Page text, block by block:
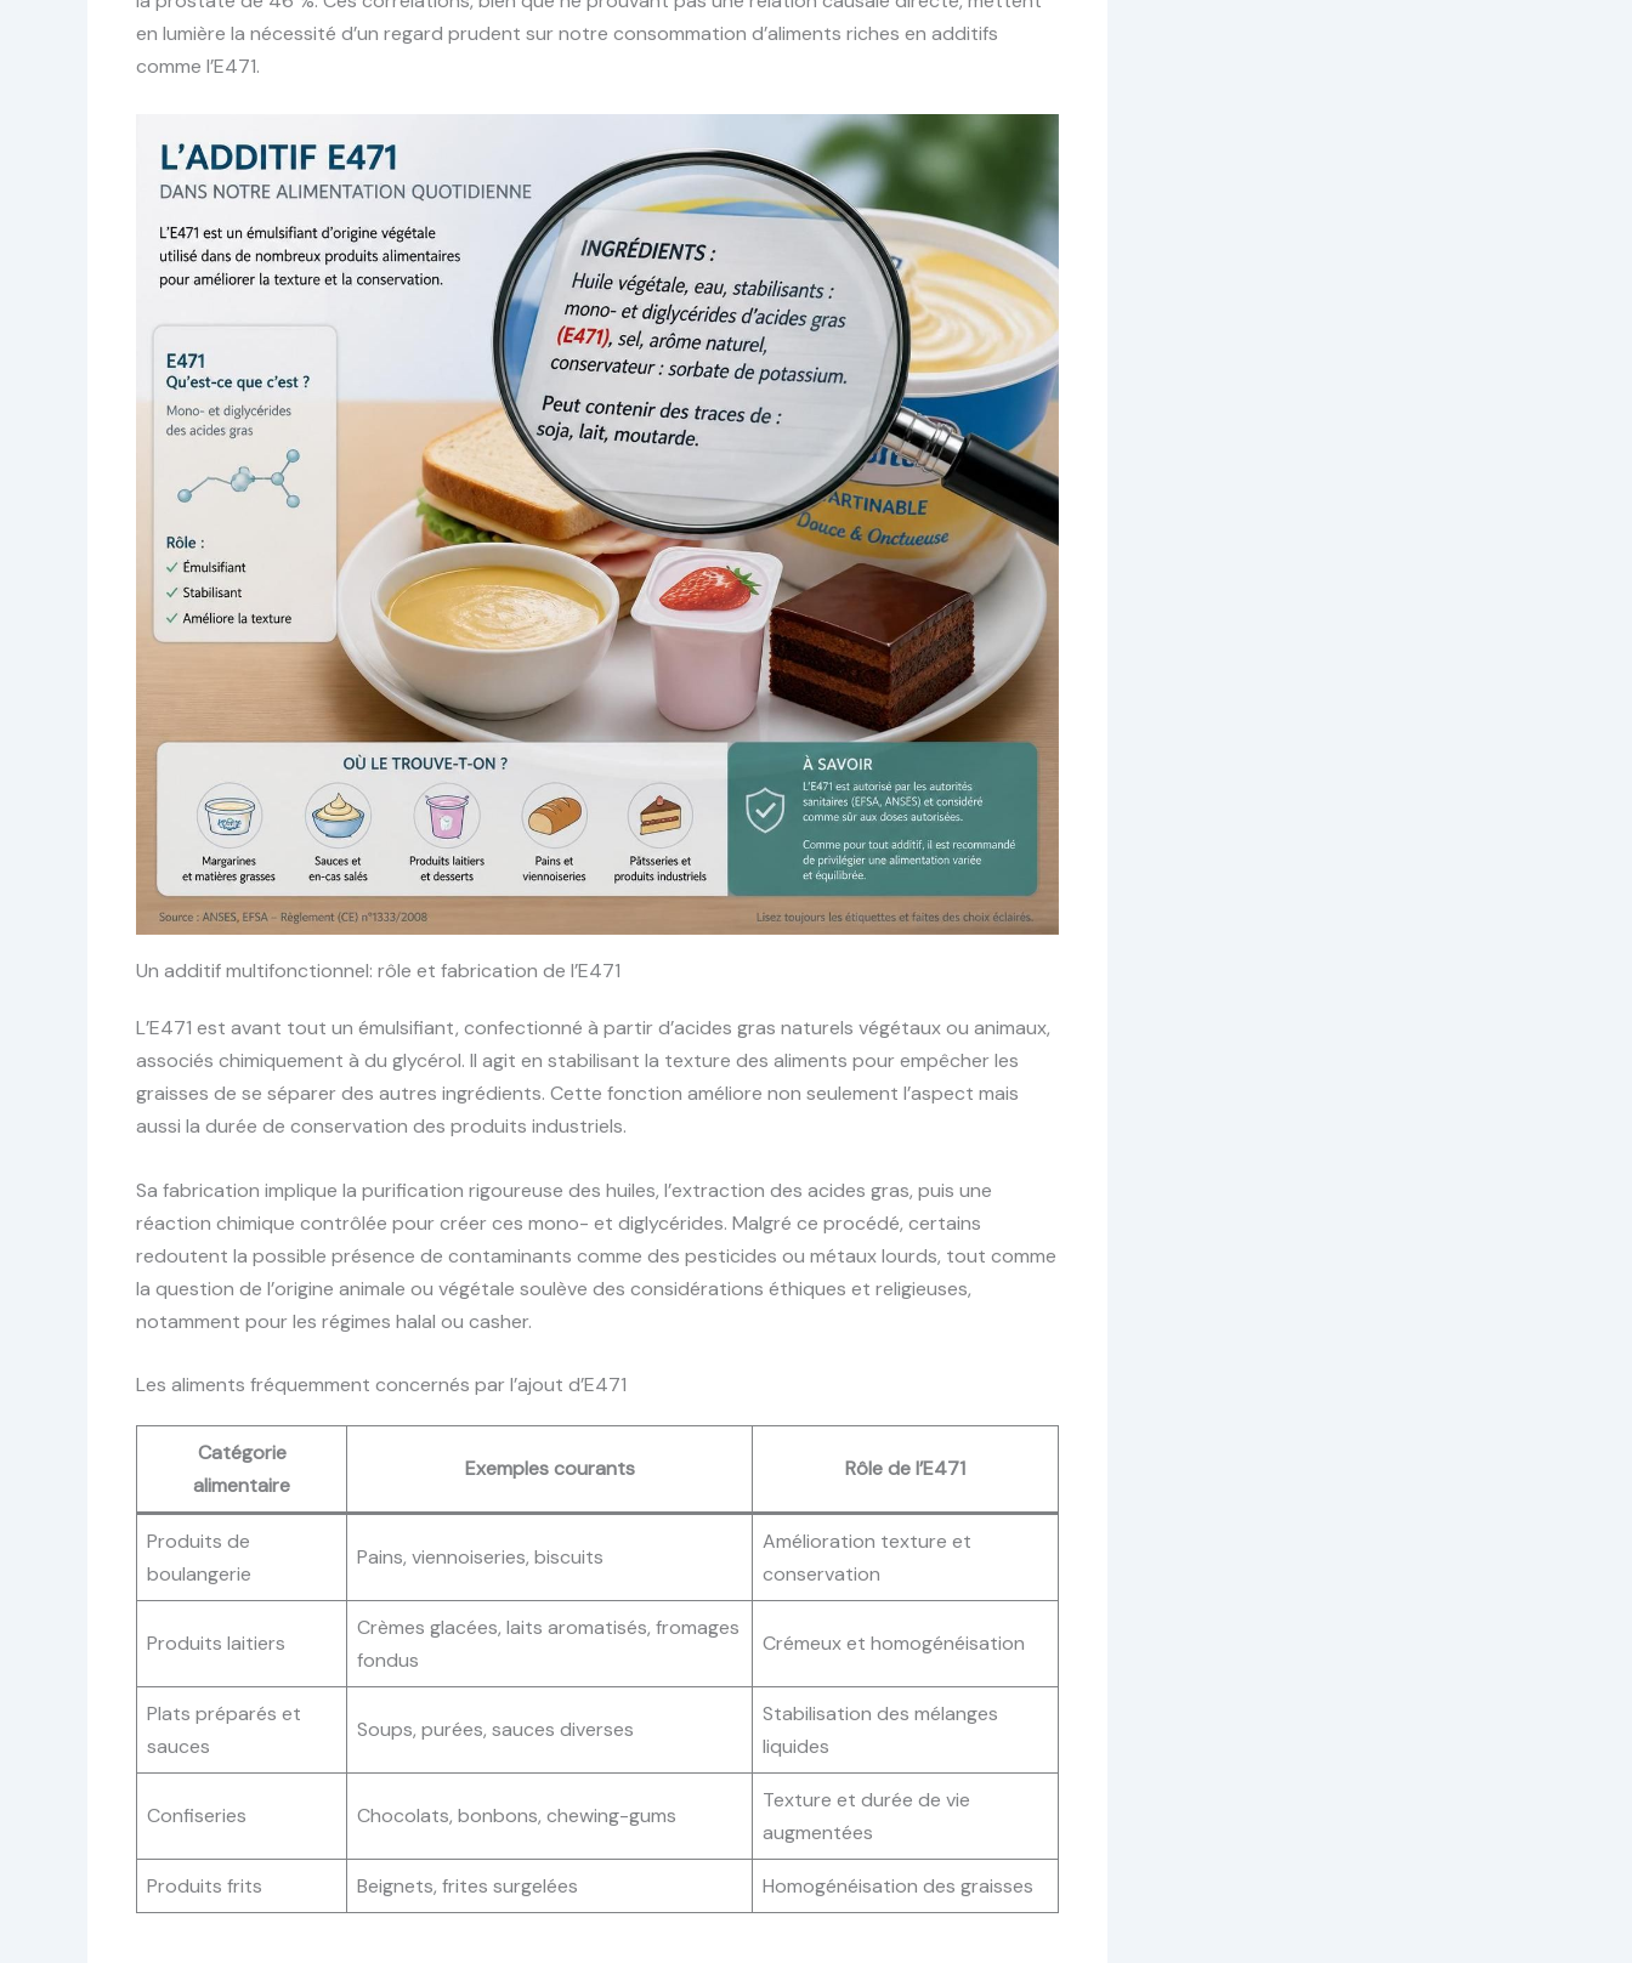
en lumière la nécessité d’un regard prudent sur notre consommation d’aliments riches en additifs
comme l’E471.
Un additif multifonctionnel: rôle et fabrication de l’E471
L’E471 est avant tout un émulsifiant, confectionné à partir d’acides gras naturels végétaux ou animaux,
associés chimiquement à du glycérol. Il agit en stabilisant la texture des aliments pour empêcher les
graisses de se séparer des autres ingrédients. Cette fonction améliore non seulement l’aspect mais
aussi la durée de conservation des produits industriels.
Sa fabrication implique la purification rigoureuse des huiles, l’extraction des acides gras, puis une
réaction chimique contrôlée pour créer ces mono- et diglycérides. Malgré ce procédé, certains
redoutent la possible présence de contaminants comme des pesticides ou métaux lourds, tout comme
la question de l’origine animale ou végétale soulève des considérations éthiques et religieuses,
notamment pour les régimes halal ou casher.
Les aliments fréquemment concernés par l’ajout d’E471
Catégorie
alimentaire
Exemples courants Rôle de l’E471
Produits de
boulangerie
Pains, viennoiseries, biscuits
Amélioration texture et
conservation
Produits laitiers
Crèmes glacées, laits aromatisés, fromages
fondus
Crémeux et homogénéisation
Plats préparés et
sauces
Soups, purées, sauces diverses
Stabilisation des mélanges
liquides
Confiseries Chocolats, bonbons, chewing-gums
Texture et durée de vie
augmentées
Produits frits Beignets, frites surgelées Homogénéisation des graisses